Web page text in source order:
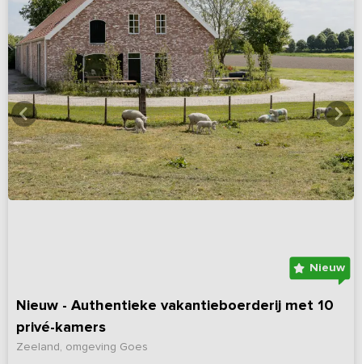
Nieuw
Nieuw - Authentieke vakantieboerderij met 10
privé-kamers
Zeeland, omgeving Goes